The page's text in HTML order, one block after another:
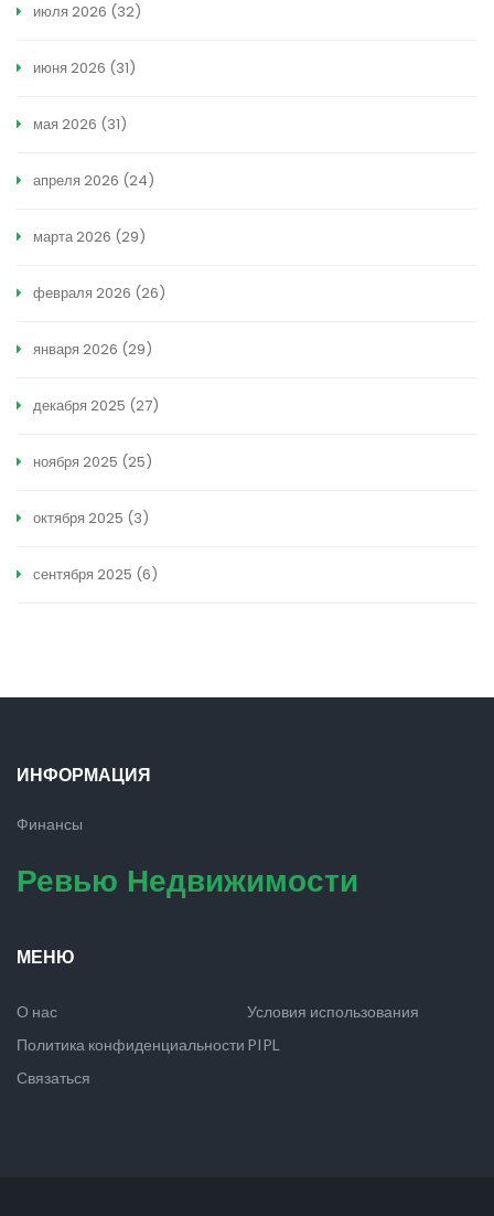
июля 2026 (32)
июня 2026 (31)
мая 2026 (31)
апреля 2026 (24)
марта 2026 (29)
февраля 2026 (26)
января 2026 (29)
декабря 2025 (27)
ноября 2025 (25)
октября 2025 (3)
сентября 2025 (6)
ИНФОРМАЦИЯ
Финансы
Ревью Недвижимости
МЕНЮ
О нас
Условия использования
Политика конфиденциальности PIPL
Связаться